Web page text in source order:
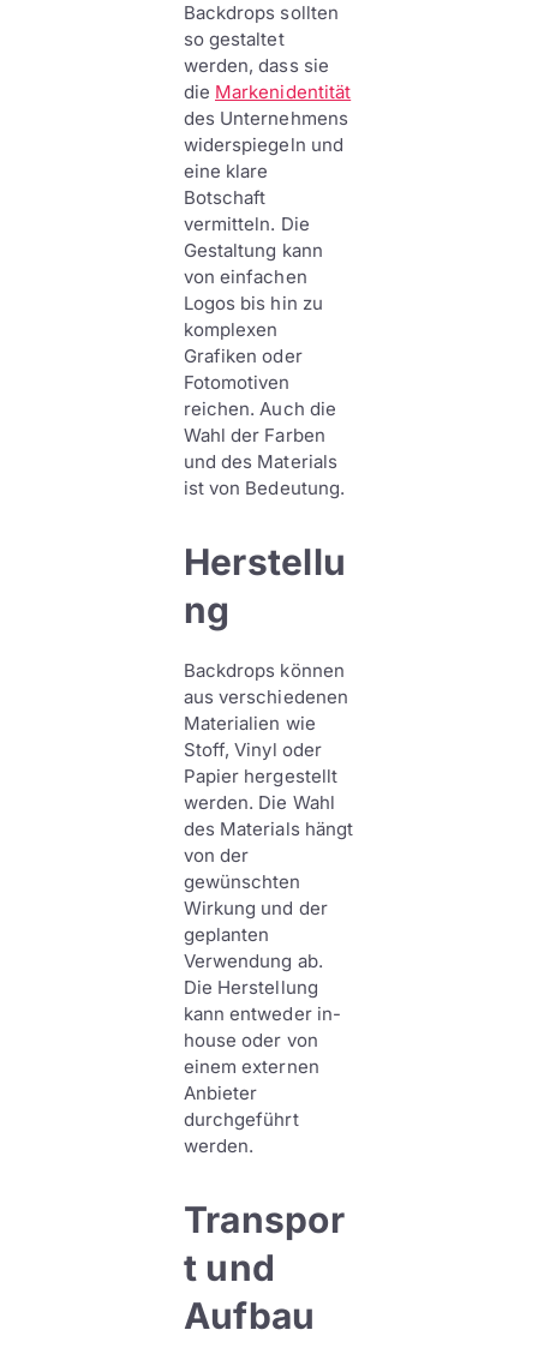
Backdrops sollten
so gestaltet
werden, dass sie
die Markenidentität
des Unternehmens
widerspiegeln und
eine klare
Botschaft
vermitteln. Die
Gestaltung kann
von einfachen
Logos bis hin zu
komplexen
Grafiken oder
Fotomotiven
reichen. Auch die
Wahl der Farben
und des Materials
ist von Bedeutung.
Herstellu
ng
Backdrops können
aus verschiedenen
Materialien wie
Stoff, Vinyl oder
Papier hergestellt
werden. Die Wahl
des Materials hängt
von der
gewünschten
Wirkung und der
geplanten
Verwendung ab.
Die Herstellung
kann entweder in-
house oder von
einem externen
Anbieter
durchgeführt
werden.
Transpor
t und
Aufbau